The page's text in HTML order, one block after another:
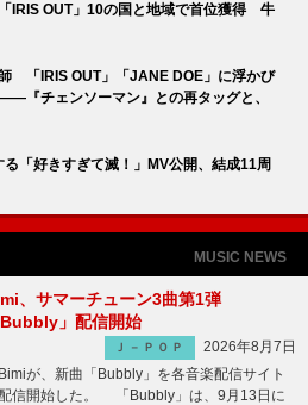
「IRIS OUT」10の国と地域で首位獲得 牛
「IRIS OUT」「JANE DOE」に浮かび
『チェンソーマン』との再タッグと、
「好きすぎて滅！」MV公開、結成11周
MUSIC NEWS
、サマーチューン3曲第1弾
Bubbly」配信開始
Ｊ－ＰＯＰ
2026年8月7日
が、新曲「Bubbly」を各音楽配信サイト
信開始した。 「Bubbly」は、9月13日に